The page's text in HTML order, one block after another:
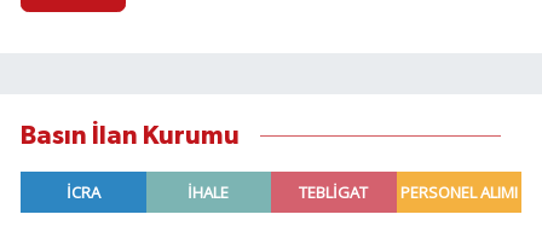
Basın İlan Kurumu